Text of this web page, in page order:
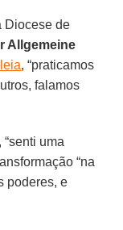
Diocese de
Allgemeine
, “praticamos
falamos
uma
“na
poderes, e